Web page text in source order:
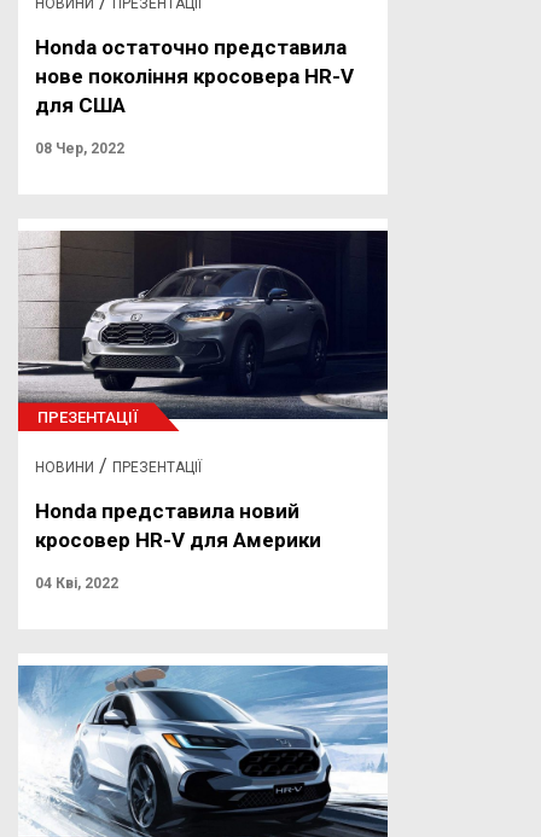
НОВИНИ ПРЕЗЕНТАЦІЇ
Honda остаточно представила
нове покоління кросовера HR-V
для США
08 Чер, 2022
ПРЕЗЕНТАЦІЇ
НОВИНИ / ПРЕЗЕНТАЦІЇ
Honda представила новий
кросовер HR-V для Америки
04 Кві, 2022